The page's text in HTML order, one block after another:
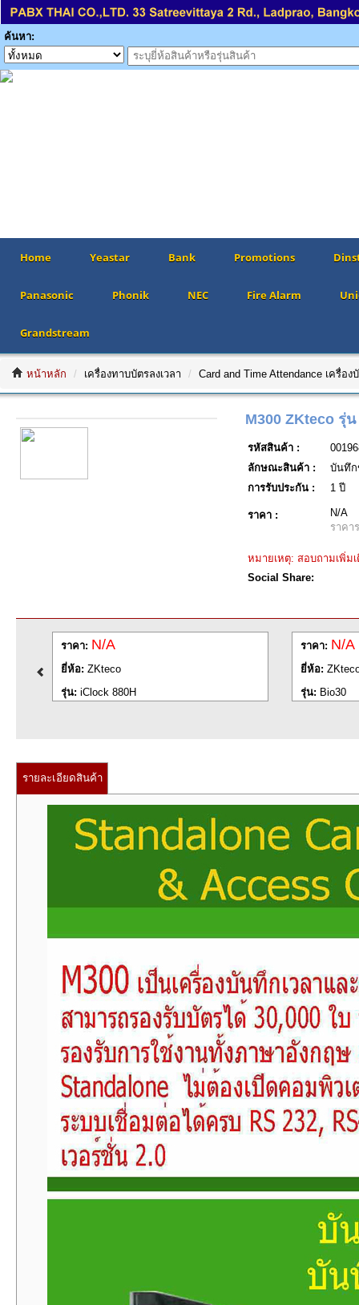
ค้นหา:
Home Yeastar Bank Promotions
Panasonic Phonik NEC Fire Alarm
Grandstream
หน้าหลัก เครื่องทาบบัตรลงเวลา Card and Time Attendance เครื่อ
M300 ZKteco รุ่น
รหัสสินค้า :
ลักษณะสินค้า :
บันทึก
การรับประกัน :
1 ปี
ราคา :
N/A
ราคา
หมายเหตุ: สอบถามเพิ่มเ
Social Share:
ราคา: N/A
ยี่ห้อ: ZKteco
รุ่น: iClock 880H
ราคา: N/A
ยี่ห้อ:
รุ่น: Bio30
รายละเอียดสินค้า